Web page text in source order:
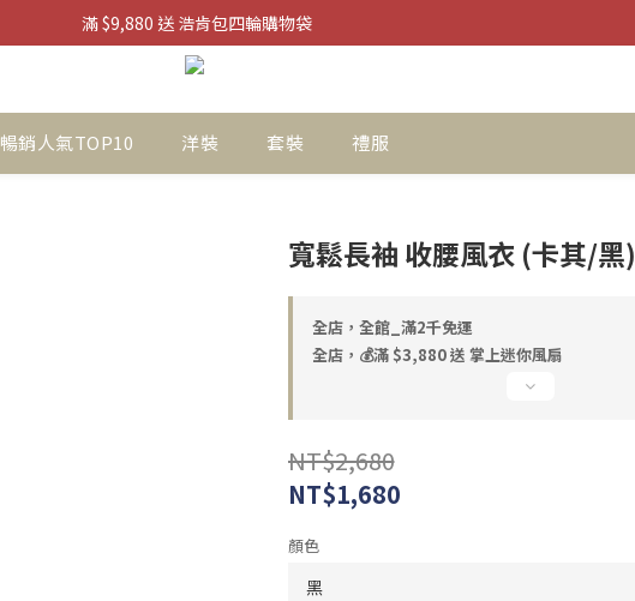
滿 $3880 送 掌上迷你風扇
滿 $9,880 送 浩肯包四輪購物袋
滿 $3880 送 掌上迷你風扇
暢銷人氣TOP10 洋裝 套裝 禮服
寬鬆長袖 收腰風衣 (卡其/黑)
全店，全館_滿2千免運
全店，💰滿 $3,880 送 掌上迷你風扇
NT$2,680
NT$1,680
顏色